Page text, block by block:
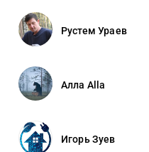
Рустем Ураев
Алла Alla
Игорь Зуев